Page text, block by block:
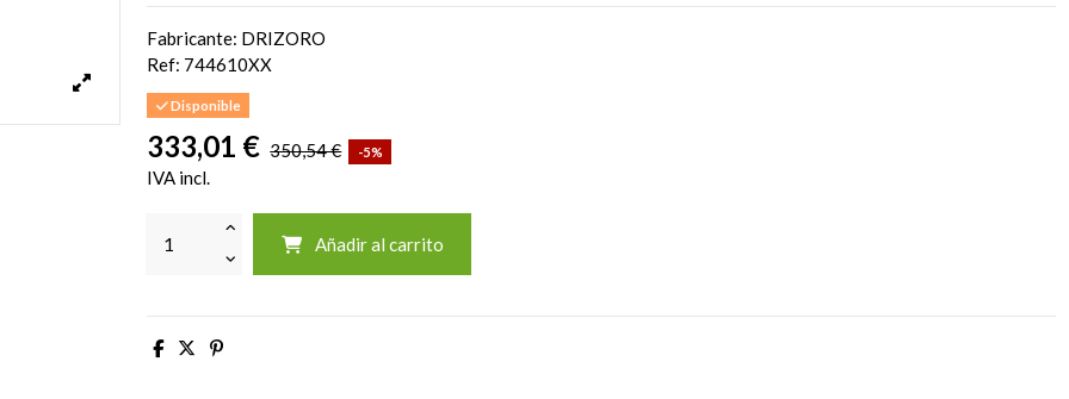
Fabricante: DRIZORO
Ref: 744610XX
Disponible
333,01 € 350,54 € -5%
IVA incl.
Añadir al carrito